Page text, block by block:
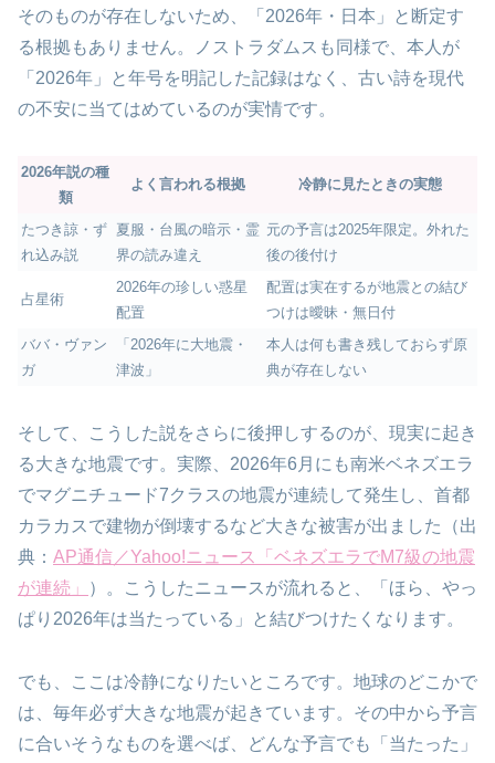
そのものが存在しないため、「2026年・日本」と断定す
る根拠もありません。ノストラダムスも同様で、本人が
「2026年」と年号を明記した記録はなく、古い詩を現代
の不安に当てはめているのが実情です。
2026年説の種
類
よく言われる根拠 冷静に見たときの実態
たつき諒・ず
れ込み説
夏服・台風の暗示・霊
界の読み違え
元の予言は2025年限定。外れた
後の後付け
占星術
2026年の珍しい惑星
配置
配置は実在するが地震との結び
つけは曖昧・無日付
ババ・ヴァン
ガ
「2026年に大地震・
津波」
本人は何も書き残しておらず原
典が存在しない
そして、こうした説をさらに後押しするのが、現実に起き
る大きな地震です。実際、2026年6月にも南米ベネズエラ
でマグニチュード7クラスの地震が連続して発生し、首都
カラカスで建物が倒壊するなど大きな被害が出ました（出
典： AP通信／Yahoo!ニュース「ベネズエラでM7級の地震
が連続」
）。こうしたニュースが流れると、「ほら、やっ
ぱり2026年は当たっている」と結びつけたくなります。
でも、ここは冷静になりたいところです。地球のどこかで
は、毎年必ず大きな地震が起きています。その中から予言
に合いそうなものを選べば、どんな予言でも「当たった」